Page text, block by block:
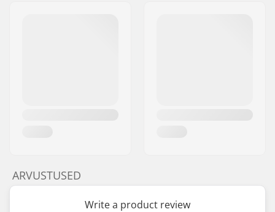
ARVUSTUSED
Write a product review